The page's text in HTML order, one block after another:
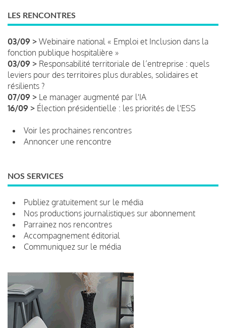
LES RENCONTRES
03/09 > Webinaire national « Emploi et Inclusion dans la
fonction publique hospitalière »
03/09 > Responsabilité territoriale de l’entreprise : quels
leviers pour des territoires plus durables, solidaires et
résilients ?
07/09 > Le manager augmenté par l'IA
16/09 > Élection présidentielle : les priorités de l'ESS
Voir les prochaines rencontres
Annoncer une rencontre
NOS SERVICES
Publiez gratuitement sur le média
Nos productions journalistiques sur abonnement
Parrainez nos rencontres
Accompagnement éditorial
Communiquez sur le média